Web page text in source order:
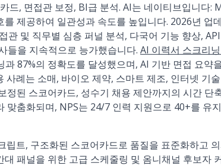
드, 면접관 보정, BI급 분석. AI는 네이티브입니다:
를 제공하여 일관성과 속도를 높입니다. 2026년 업
관 및 직무별 심층 퍼널 분석, 다국어 기능 향상,
들을 지속적으로 능가했습니다. AI 이력서 스크리
87%의 정확도를 달성했으며, AI 기반 면접 요약
사례는 소매, 바이오 제약, 스마트 제조, 인터넷 기
정된 스코어카드, 성수기 채용 제안까지의 시간 단
맞춤화되며, NPS는 24/7 인력 지원으로 40+를 유
립트, 구조화된 스코어카드로 품질을 표준화하고
대 패널을 위한 고급 스케줄링 및 옴니채널 후보자